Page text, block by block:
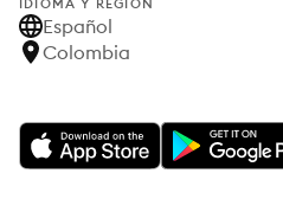
IDIOMA Y REGIÓN
Español
Colombia